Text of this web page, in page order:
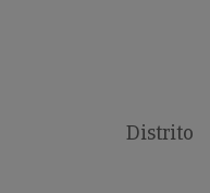
Distrito